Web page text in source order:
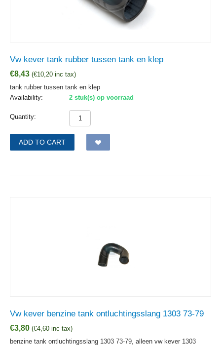
Vw kever tank rubber tussen tank en klep
€8,43 (€10,20 inc tax)
tank rubber tussen tank en klep
Availability:
2 stuk(s) op voorraad
Quantity:
ADD TO CART
Vw kever benzine tank ontluchtingsslang 1303 73-79
€3,80 (€4,60 inc tax)
benzine tank ontluchtingsslang 1303 73-79, alleen vw kever 1303